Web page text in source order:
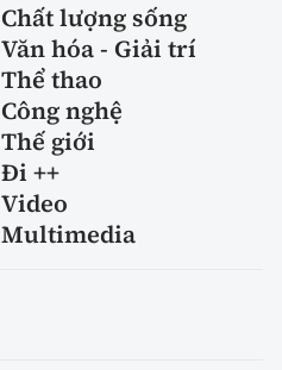
Chất lượng sống
Văn hóa - Giải trí
Thể thao
Công nghệ
Thế giới
Đi ++
Video
Multimedia